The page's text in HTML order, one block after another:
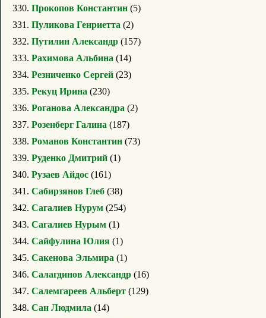
330. Прокопов Константин (5)
331. Пуликова Генриетта (2)
332. Путилин Александр (157)
333. Рахимова Альбина (14)
334. Резниченко Сергей (23)
335. Рекуц Ирина (230)
336. Роганова Александра (2)
337. Розенберг Галина (187)
338. Романов Константин (73)
339. Руденко Дмитрий (1)
340. Рузаев Айдос (161)
341. Сабирзянов Глеб (38)
342. Сагалиев Нурум (254)
343. Сагалиев Нурым (1)
344. Сайфулина Юлия (1)
345. Сакенова Эльмира (1)
346. Салагдинов Александр (16)
347. Салемгареев Альберт (129)
348. Сан Людмила (14)